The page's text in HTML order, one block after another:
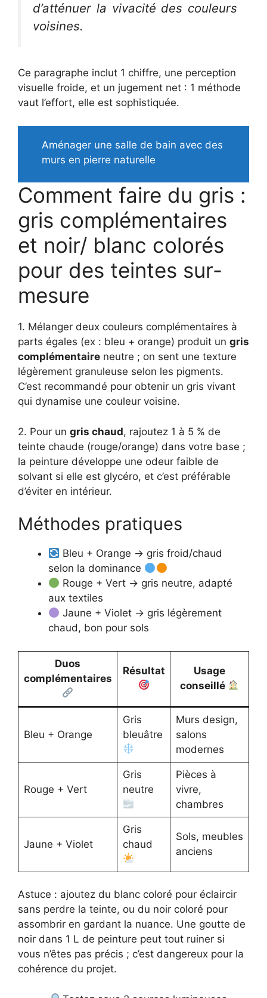
d’atténuer la vivacité des couleurs
voisines.
Ce paragraphe inclut 1 chiffre, une perception
visuelle froide, et un jugement net : 1 méthode
vaut l’effort, elle est sophistiquée.
Aménager une salle de bain avec des
murs en pierre naturelle
Comment faire du gris :
gris complémentaires
et noir/ blanc colorés
pour des teintes sur-
mesure
1. Mélanger deux couleurs complémentaires à
parts égales (ex : bleu + orange) produit un gris
complémentaire neutre ; on sent une texture
légèrement granuleuse selon les pigments.
C’est recommandé pour obtenir un gris vivant
qui dynamise une couleur voisine.
2. Pour un gris chaud, rajoutez 1 à 5 % de
teinte chaude (rouge/orange) dans votre base ;
la peinture développe une odeur faible de
solvant si elle est glycéro, et c’est préférable
d’éviter en intérieur.
Méthodes pratiques
Bleu + Orange → gris froid/chaud
selon la dominance
Rouge + Vert → gris neutre, adapté
aux textiles
Jaune + Violet → gris légèrement
chaud, bon pour sols
Duos
complémentaires
Résultat
Usage
conseillé
Bleu + Orange
Gris
bleuâtre
Murs design,
salons
modernes
Rouge + Vert
Gris
neutre
Pièces à
vivre,
chambres
Jaune + Violet
Gris
chaud
Sols, meubles
anciens
Astuce : ajoutez du blanc coloré pour éclaircir
sans perdre la teinte, ou du noir coloré pour
assombrir en gardant la nuance. Une goutte de
noir dans 1 L de peinture peut tout ruiner si
vous n’êtes pas précis ; c’est dangereux pour la
cohérence du projet.